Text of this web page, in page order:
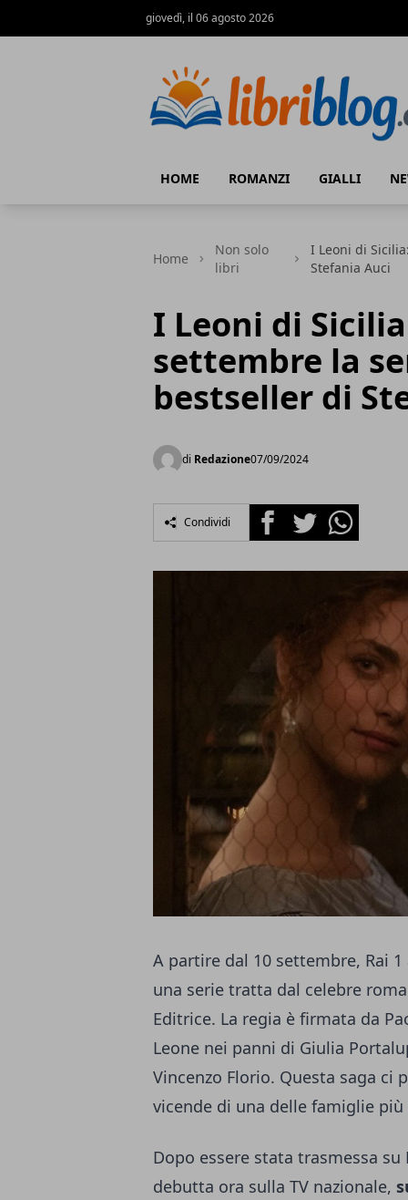
giovedì, il 06 agosto 2026
HOME ROMANZI GIALLI
Home
Non solo
libri
I Leoni di
Stefania Auci
I Leoni di
settembre la
bestseller di
di Redazione07/09/2024
Condividi FacebookTwitterWhatsapp
A partire dal 10 settembre, Rai
una serie tratta dal celebre
Editrice. La regia è firmata da
Leone nei panni di Giulia
Vincenzo Florio. Questa saga
vicende di una delle famiglie
Dopo essere stata trasmessa
debutta ora sulla TV nazionale,